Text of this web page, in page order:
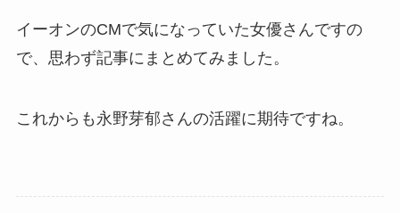
イーオンのCMで気になっていた女優さんですの
で、思わず記事にまとめてみました。
これからも永野芽郁さんの活躍に期待ですね。